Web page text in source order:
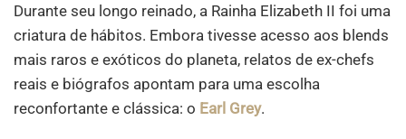
Durante seu longo reinado, a Rainha Elizabeth II foi uma
criatura de hábitos. Embora tivesse acesso aos blends
mais raros e exóticos do planeta, relatos de ex-chefs
reais e biógrafos apontam para uma escolha
reconfortante e clássica: o Earl Grey.